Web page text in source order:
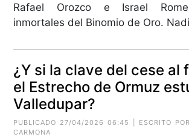
Rafael Orozco e Israel
inmortales del Binomio de Oro.
¿Y si la clave del cese al
el Estrecho de Ormuz
Valledupar?
PUBLICADO 27/04/2026 06:45 | ESCRITO POR
CARMONA